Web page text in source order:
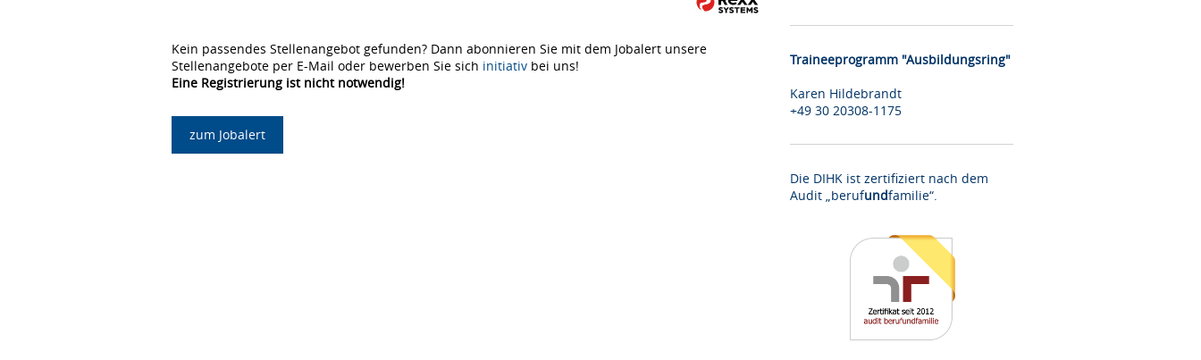
Kein passendes Stellenangebot gefunden? Dann abonnieren Sie mit dem Jobalert unsere
Stellenangebote per E-Mail oder bewerben Sie sich initiativ bei uns!
Eine Registrierung ist nicht notwendig!
zum Jobalert
Traineeprogramm "Ausbildungsring"
Karen Hildebrandt
+49 30 20308-1175
Die DIHK ist zertifiziert nach dem
Audit „berufundfamilie“.